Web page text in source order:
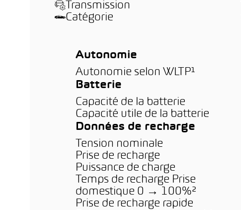
Transmission
Catégorie
Autonomie
Autonomie selon WLTP¹
Batterie
Capacité de la batterie
Capacité utile de la batterie
Données de recharge
Tension nominale
Prise de recharge
Puissance de charge
Temps de recharge Prise
domestique 0 → 100%²
Prise de recharge rapide